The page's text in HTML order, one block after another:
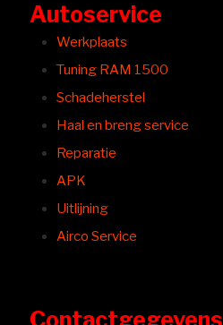
Autoservice
Werkplaats
Tuning RAM 1500
Schadeherstel
Haal en breng service
Reparatie
APK
Uitlijning
Airco Service
Contactgegevens